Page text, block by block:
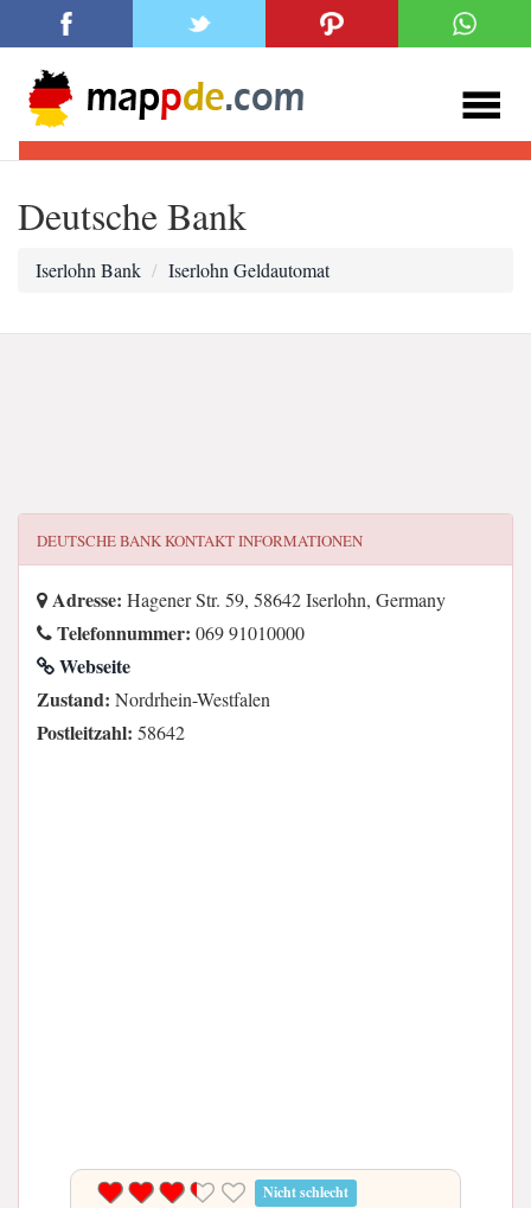
Deutsche Bank
Iserlohn Bank Iserlohn Geldautomat
DEUTSCHE BANKKONTAKT INFORMATIONEN
Adresse: Hagener Str. 59, 58642 Iserlohn, Germany
Telefonnummer: 069 91010000
Webseite
Zustand: Nordrhein-Westfalen
Postleitzahl: 58642
Nicht schlecht